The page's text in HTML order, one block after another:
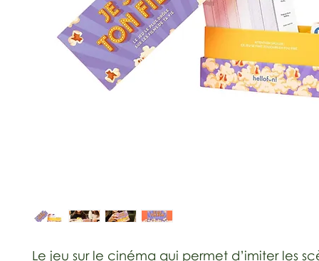
Le jeu sur le cinéma qui permet d’imiter les